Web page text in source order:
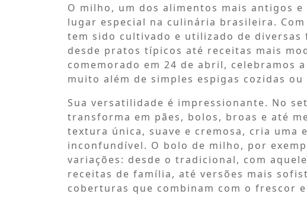
O milho, um dos alimentos mais antigos
lugar especial na culinária brasileira.
tem sido cultivado e utilizado de diversas
desde pratos típicos até receitas mais
comemorado em 24 de abril, celebramos
muito além de simples espigas cozidas ou
Sua versatilidade é impressionante. No
transforma em pães, bolos, broas e até
textura única, suave e cremosa, cria uma
inconfundível. O bolo de milho, por
variações: desde o tradicional, com
receitas de família, até versões mais
coberturas que combinam com o frescor